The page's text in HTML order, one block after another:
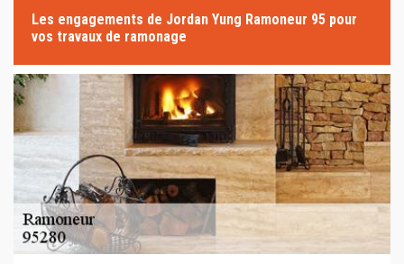
Les engagements de Jordan Yung Ramoneur 95 pour
vos travaux de ramonage